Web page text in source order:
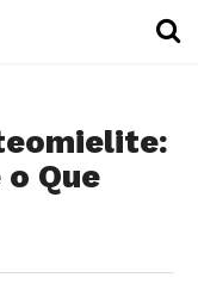
Que